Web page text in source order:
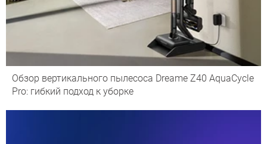
Обзор вертикального пылесоса Dreame Z40 AquaCycle
Pro: гибкий подход к уборке